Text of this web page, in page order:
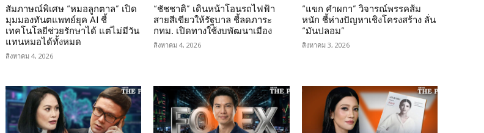
สัมภาษณ์พิเศษ “หมอลูกตาล” เปิด
มุมมองทันตแพทย์ยุค AI ชี้
เทคโนโลยีช่วยรักษาได้ แต่ไม่มีวัน
แทนหมอได้ทั้งหมด
สิงหาคม 4, 2026
“ชัชชาติ” เดินหน้าโอนรถไฟฟ้า
สายสีเขียวให้รัฐบาล ชี้ลดภาระ
กทม. เปิดทางใช้งบพัฒนาเมือง
สิงหาคม 4, 2026
“แขก คำผกา” วิจารณ์พรรคส้ม
หนัก ชี้ห่างปัญหาเชิงโครงสร้าง ลั่น
“มันปลอม”
สิงหาคม 3, 2026